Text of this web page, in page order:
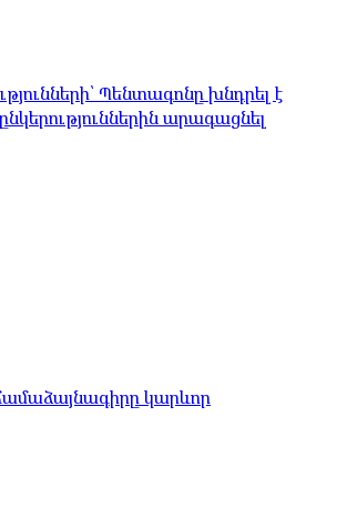
Պենտագոնը խնդրել է
արագացնել
համաձայնագիրը կարևոր